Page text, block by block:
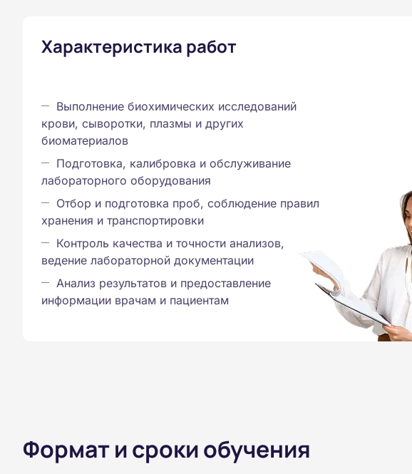
Характеристика работ
Выполнение биохимических исследований
крови, сыворотки, плазмы и других
биоматериалов
Подготовка, калибровка и обслуживание
лабораторного оборудования
Отбор и подготовка проб, соблюдение правил
хранения и транспортировки
Контроль качества и точности анализов,
ведение лабораторной документации
Анализ результатов и предоставление
информации врачам и пациентам
Формат и сроки обучения